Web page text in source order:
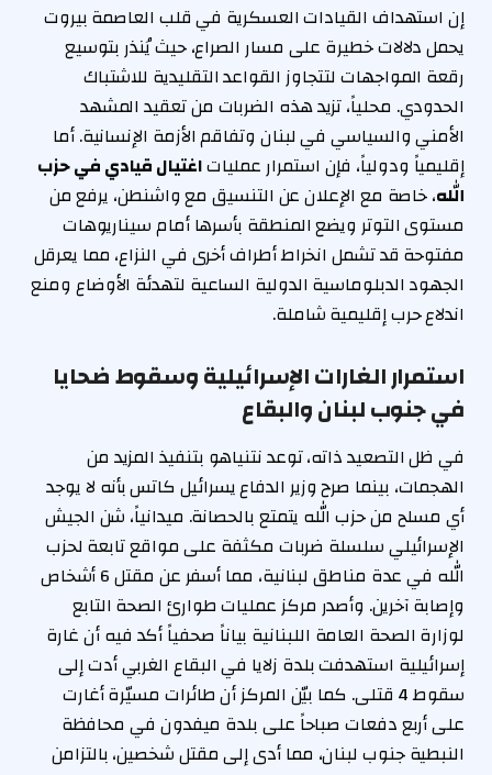
إن استهداف القيادات العسكرية في قلب العاصمة بيروت
يحمل دلالات خطيرة على مسار الصراع، حيث يُنذر بتوسيع
رقعة المواجهات لتتجاوز القواعد التقليدية للاشتباك
الحدودي. محلياً، تزيد هذه الضربات من تعقيد المشهد
الأمني والسياسي في لبنان وتفاقم الأزمة الإنسانية. أما
إقليمياً ودولياً، فإن استمرار عملياتاغتيال قيادي في حزب
الله، خاصة مع الإعلان عن التنسيق مع واشنطن، يرفع من
مستوى التوتر ويضع المنطقة بأسرها أمام سيناريوهات
مفتوحة قد تشمل انخراط أطراف أخرى في النزاع، مما يعرقل
الجهود الدبلوماسية الدولية الساعية لتهدئة الأوضاع ومنع
اندلاع حرب إقليمية شاملة.
استمرار الغارات الإسرائيلية وسقوط ضحايا
في جنوب لبنان والبقاع
في ظل التصعيد ذاته، توعد نتنياهو بتنفيذ المزيد من
الهجمات، بينما صرح وزير الدفاع يسرائيل كاتس بأنه لا يوجد
أي مسلح من حزب الله يتمتع بالحصانة. ميدانياً، شن الجيش
الإسرائيلي سلسلة ضربات مكثفة على مواقع تابعة لحزب
الله في عدة مناطق لبنانية، مما أسفر عن مقتل 6 أشخاص
وإصابة آخرين. وأصدر مركز عمليات طوارئ الصحة التابع
لوزارة الصحة العامة اللبنانية بياناً صحفياً أكد فيه أن غارة
إسرائيلية استهدفت بلدة زلايا في البقاع الغربي أدت إلى
سقوط 4 قتلى. كما بيّن المركز أن طائرات مسيّرة أغارت
على أربع دفعات صباحاً على بلدة ميفدون في محافظة
النبطية جنوب لبنان، مما أدى إلى مقتل شخصين، بالتزامن